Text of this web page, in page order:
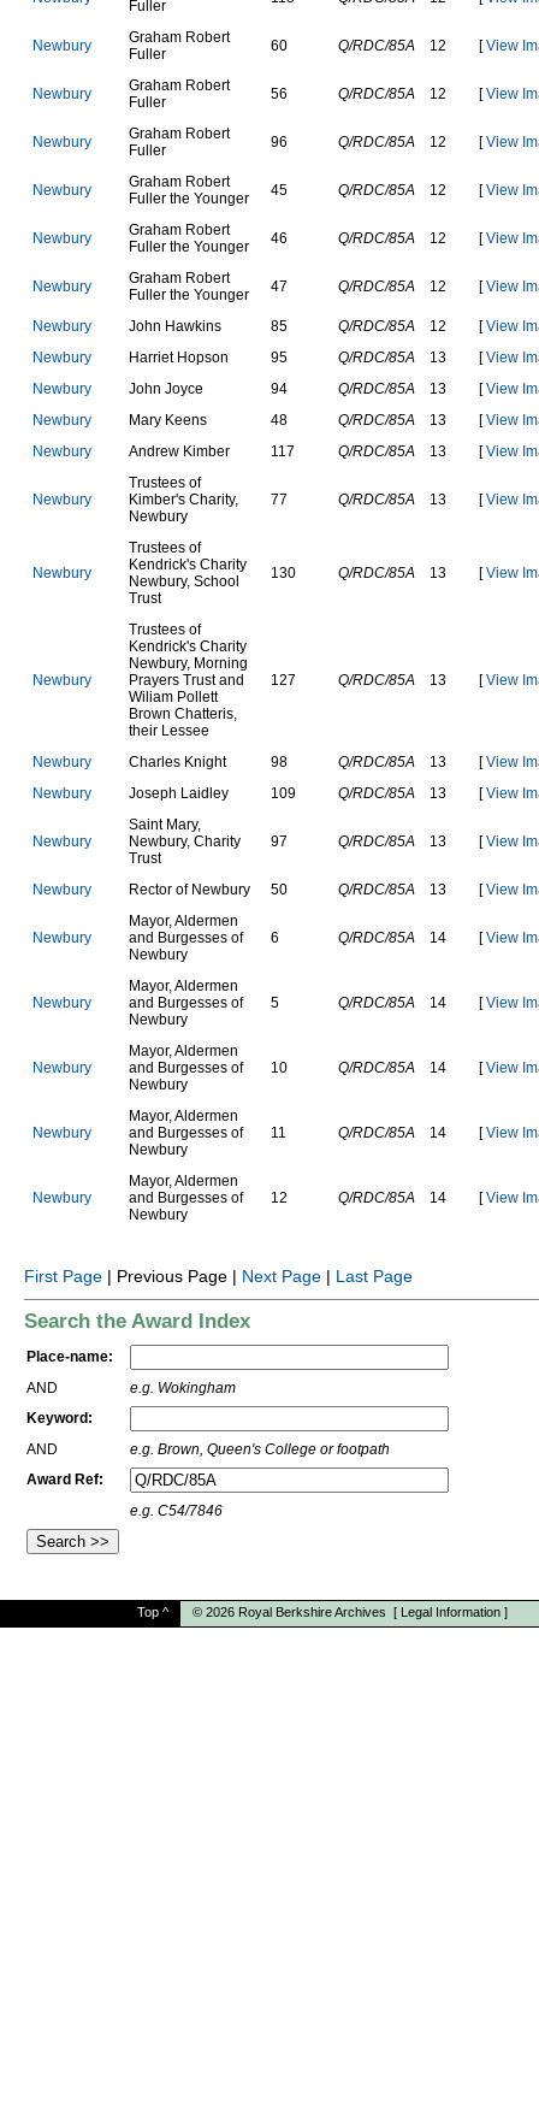
Fu er
Newbury Graham Robert
Fu er 60 Q/RDC/85A 12 [View
Newbury Graham Robert
Fu er 56 Q/RDC/85A 12 [View
Newbury Graham Robert
Fu er 96 Q/RDC/85A 12 [View
Newbury Graham Robert
Fu er the Younger 45 Q/RDC/85A 12 [View
Newbury Graham Robert
Fu er the Younger 46 Q/RDC/85A 12 [View
Newbury Graham Robert
Fu er the Younger 47 Q/RDC/85A 12 [View
Newbury John Hawkins 85 Q/RDC/85A 12 [View
Newbury Harriet Hopson 95 Q/RDC/85A 13 [View
Newbury John Joyce 94 Q/RDC/85A 13 [View
Newbury Mary Keens 48 Q/RDC/85A 13 [View
Newbury Andrew Kimber 117 Q/RDC/85A 13 [View
Newbury
Trustees of
Kimber's Charity,
Newbury
77 Q/RDC/85A 13 [View
Newbury
Trustees of
Kendrick's Charity
Newbury, Schoo
Trust
130 Q/RDC/85A 13 [View
Newbury
Trustees of
Kendrick's Charity
Newbury, Morning
Prayers Trust and
Wi iam Po ett
Brown Chatteris,
their Lessee
127 Q/RDC/85A 13 [View
Newbury Char es Knight 98 Q/RDC/85A 13 [View
Newbury Joseph Laid ey 109 Q/RDC/85A 13 [View
Newbury
Saint Mary,
Newbury, Charity
Trust
97 Q/RDC/85A 13 [View
Newbury Rector of Newbury 50 Q/RDC/85A 13 [View
Newbury
Mayor,A dermen
and Burgesses of
Newbury
6 Q/RDC/85A 14 [View
Newbury
Mayor,A dermen
and Burgesses of
Newbury
5 Q/RDC/85A 14 [View
Newbury
Mayor,A dermen
and Burgesses of
Newbury
10 Q/RDC/85A 14 [View
Newbury
Mayor,A dermen
and Burgesses of
Newbury
11 Q/RDC/85A 14 [View
Newbury
Mayor,A dermen
and Burgesses of
Newbury
12 Q/RDC/85A 14 [View
First Page | Previous Page | Next Page | Last Page
Search the Award Index
Place-name:
AND
e.g. Wokingham
Keyword:
AND
e.g. Brown, Queen's College or footpath
Award Ref:
e.g. C54/7846
Top ^ © 2026 Royal Berkshire Archives [ Legal Information ]